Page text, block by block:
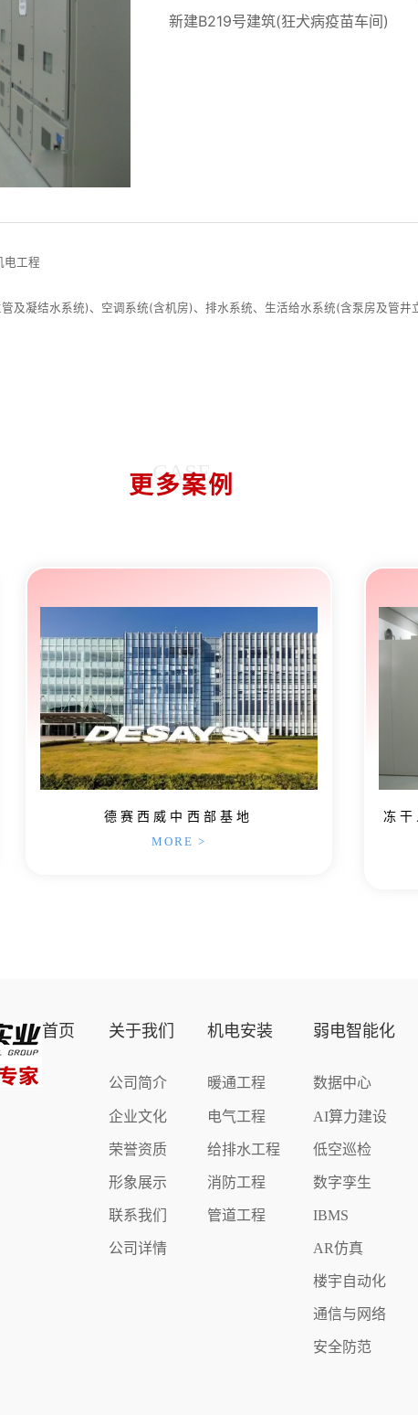
新建B219号建筑(狂犬病疫苗车间)
电工程
及凝结水系统)、空调系统(含机房)、排水系统、生活给水系统(含泵房及管井
CASE
更多案例
德赛西威中西部基地
MORE >
冻
首页 关于我们
公司简介
企业文化
荣誉资质
形象展示
联系我们
公司详情
机电安装
暖通工程
电气工程
给排水工程
消防工程
管道工程
弱电智能化
数据中心
AI算力建设
低空巡检
数字孪生
IBMS
AR仿真
楼宇自动化
通信与网络
安全防范